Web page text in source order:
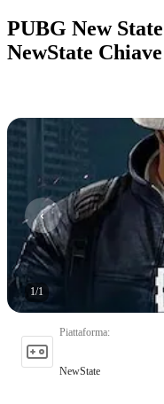
PUBG New
NewState
1/1
Piattaforma:
NewState